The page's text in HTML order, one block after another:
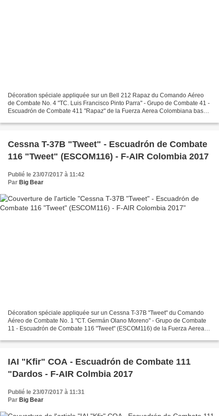
Décoration spéciale appliquée sur un Bell 212 Rapaz du Comando Aéreo
de Combate No. 4 "TC. Luis Francisco Pinto Parra" - Grupo de Combate 41 -
Escuadrón de Combate 411 "Rapaz" de la Fuerza Aerea Colombiana basé
Cessna T-37B "Tweet" - Escuadrón de Combate
116 "Tweet" (ESCOM116) - F-AIR Colombia 2017
Publié le 23/07/2017 à 11:42
Par Big Bear
Décoration spéciale appliquée sur un Cessna T-37B "Tweet" du Comando
Aéreo de Combate No. 1 "CT. Germán Olano Moreno" - Grupo de Combate
11 - Escuadrón de Combate 116 "Tweet" (ESCOM116) de la Fuerza Aerea
IAI "Kfir" COA - Escuadrón de Combate 111
"Dardos - F-AIR Colmbia 2017
Publié le 23/07/2017 à 11:31
Par Big Bear